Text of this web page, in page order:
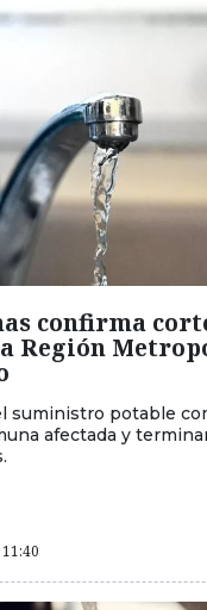
confirma
Región
suministro potable
afectada y